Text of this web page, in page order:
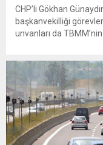
CHP’li Gökhan
başkanvekilliği
unvanları da
çıkarma cezası
(YDK) sevk edilen ve